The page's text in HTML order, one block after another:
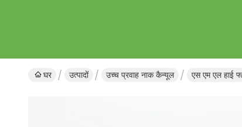
घर उत्पादों उच्च प्रवाह नाक कैन्यूल एस एम एल हाई